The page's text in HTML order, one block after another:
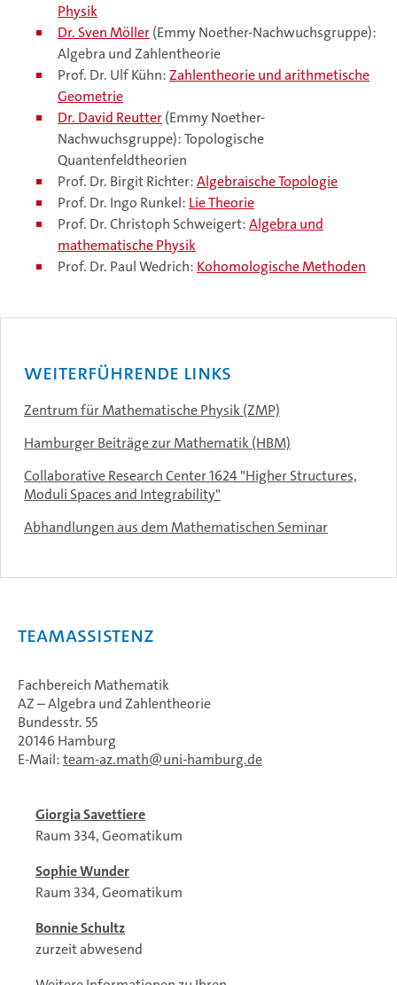
Physik
Dr. Sven Möller(Emmy Noether-Nachwuchsgruppe):
Algebra und Zahlentheorie
Prof. Dr. Ulf Kühn:Zahlentheorie und arithmetische
Geometrie
Dr. David Reutter(Emmy Noether-
Nachwuchsgruppe): Topologische
Quantenfeldtheorien
Prof. Dr. Birgit Richter:Algebraische Topologie
Prof. Dr. Ingo Runkel: Lie Theorie
Prof. Dr. Christoph Schweigert:Algebra und
mathematische Physik
Prof. Dr. Paul Wedrich: Kohomologische Methoden
Weiterführende Links
Zentrum für Mathematische Physik (ZMP)
Hamburger Beiträge zur Mathematik (HBM)
Collaborative Research Center 1624 "Higher Structures,
Moduli Spaces and Integrability"
Abhandlungen aus dem Mathematischen Seminar
Teamassistenz
Fachbereich Mathematik
AZ – Algebra und Zahlentheorie
Bundesstr. 55
20146 Hamburg
E-Mail:team-az.math uni-hamburg.de
Giorgia Savettiere
Raum 334, Geomatikum
Sophie Wunder
Raum 334, Geomatikum
Bonnie Schultz
zurzeit abwesend